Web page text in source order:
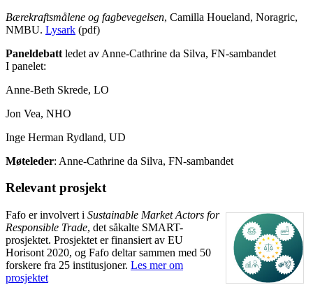
Bærekraftsmålene og fagbevegelsen, Camilla Houeland, Noragric,
NMBU. Lysark (pdf)
Paneldebatt ledet av Anne-Cathrine da Silva, FN-sambandet
I panelet:
Anne-Beth Skrede, LO
Jon Vea, NHO
Inge Herman Rydland, UD
Møteleder: Anne-Cathrine da Silva, FN-sambandet
Relevant prosjekt
Fafo er involvert i Sustainable Market Actors for
Responsible Trade, det såkalte SMART-
prosjektet. Prosjektet er finansiert av EU
Horisont 2020, og Fafo deltar sammen med 50
forskere fra 25 institusjoner. Les mer om
prosjektet